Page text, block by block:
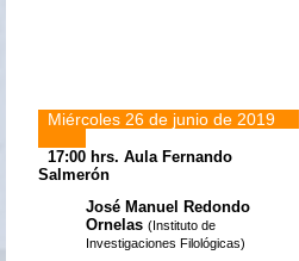
Miércoles 26 de junio de 2019
17:00 hrs. Aula Fernando
Salmerón
José Manuel Redondo
Ornelas (Instituto de
Investigaciones Filológicas)